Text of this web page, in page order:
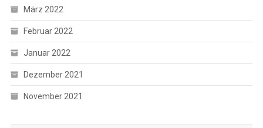
März 2022
Februar 2022
Januar 2022
Dezember 2021
November 2021